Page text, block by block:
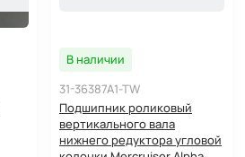
В наличии
31-36387A1-TW
Подшипник роликовый
вертикального вала
нижнего редуктора угловой